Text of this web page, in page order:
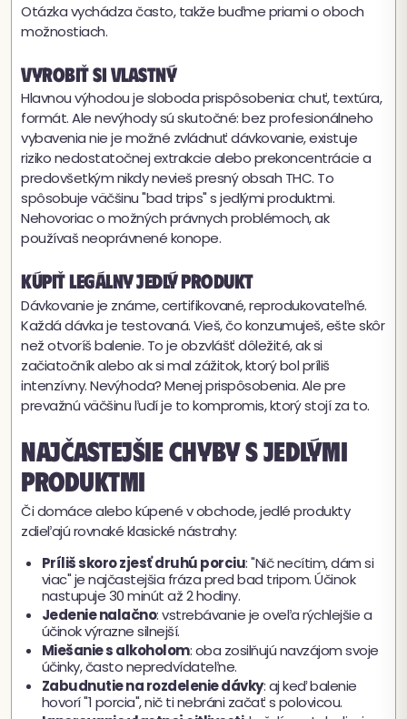
Otázka vychádza často, takže buďme priami o oboch
možnostiach.
Vyrobiť si vlastný
Hlavnou výhodou je sloboda prispôsobenia: chuť, textúra,
formát. Ale nevýhody sú skutočné: bez profesionálneho
vybavenia nie je možné zvládnuť dávkovanie, existuje
riziko nedostatočnej extrakcie alebo prekoncentrácie a
predovšetkým nikdy nevieš presný obsah THC. To
spôsobuje väčšinu "bad trips" s jedlými produktmi.
Nehovoriac o možných právnych problémoch, ak
používaš neoprávnené konope.
Kúpiť legálny jedlý produkt
Dávkovanie je známe, certifikované, reprodukovateľné.
Každá dávka je testovaná. Vieš, čo konzumuješ, ešte skôr
než otvoríš balenie. To je obzvlášť dôležité, ak si
začiatočník alebo ak si mal zážitok, ktorý bol príliš
intenzívny. Nevýhoda? Menej prispôsobenia. Ale pre
prevažnú väčšinu ľudí je to kompromis, ktorý stojí za to.
Najčastejšie chyby s jedlými
produktmi
Či domáce alebo kúpené v obchode, jedlé produkty
zdieľajú rovnaké klasické nástrahy:
Príliš skoro zjesť druhú porciu: "Nič necítim, dám si
viac" je najčastejšia fráza pred bad tripom. Účinok
nastupuje 30 minút až 2 hodiny.
Jedenie nalačno: vstrebávanie je oveľa rýchlejšie a
účinok výrazne silnejší.
Miešanie s alkoholom: oba zosilňujú navzájom svoje
účinky, často nepredvídateľne.
Zabudnutie na rozdelenie dávky: aj keď balenie
hovorí "1 porcia", nič ti nebráni začať s polovicou.